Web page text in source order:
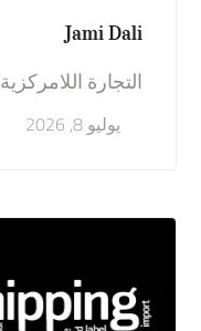
Jami Dali
التجارة اللامركزية
يوليو 8, 2026